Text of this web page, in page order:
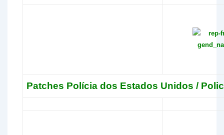
Patches Polícia dos Estados Unidos /